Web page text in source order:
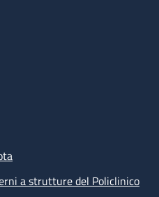
a strutture del Policlinico